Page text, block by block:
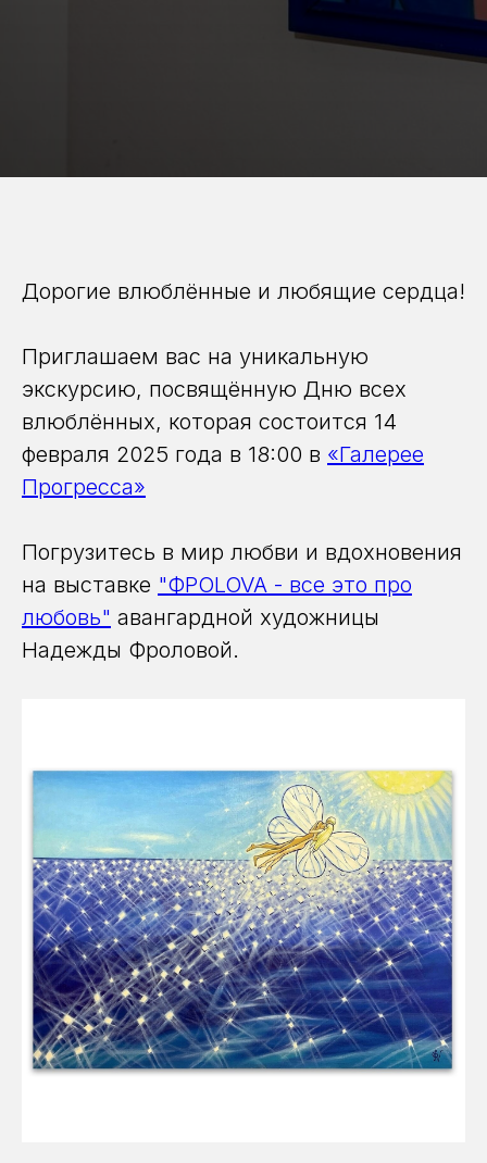
Дорогие влюблённые и любящие сердца!
Приглашаем вас на уникальную
экскурсию, посвящённую Дню всех
влюблённых, которая состоится 14
февраля 2025 года в 18:00 в «Галерее
Прогресса»
Погрузитесь в мир любви и вдохновения
на выставке "ФРОLOVA - все это про
любовь" авангардной художницы
Надежды Фроловой.